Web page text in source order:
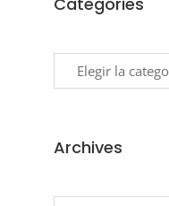
Archives